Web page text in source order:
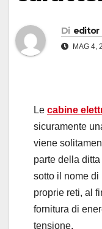
Di editor
MAG 4,
Le cabine
sicuramente
viene
parte della
sotto il nome di
proprie reti, al
fornitura di
tensione.